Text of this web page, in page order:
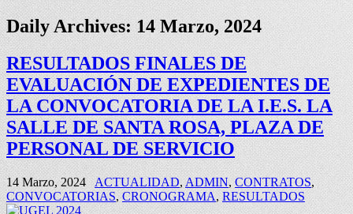
Daily Archives:14 Marzo, 2024
RESULTADOS FINALES DE
EVALUACIÓN DE EXPEDIENTES DE
LA CONVOCATORIA DE LA I.E.S. LA
SALLE DE SANTA ROSA, PLAZA DE
PERSONAL DE SERVICIO
14 Marzo, 2024 ACTUALIDAD,ADMIN,CONTRATOS,
CONVOCATORIAS,CRONOGRAMA,RESULTADOS